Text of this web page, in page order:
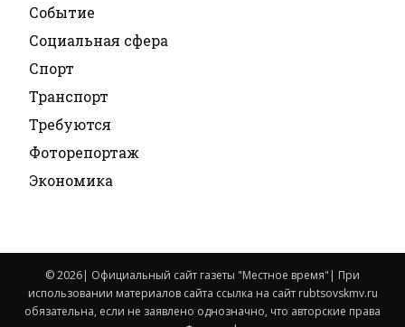
Событие
Социальная сфера
Спорт
Транспорт
Требуются
Фоторепортаж
Экономика
© 2026| Официальный сайт газеты "Местное время"| При
использовании материалов сайта ссылка на сайт rubtsovskmv.ru
обязательна, если не заявлено однозначно, что авторские права